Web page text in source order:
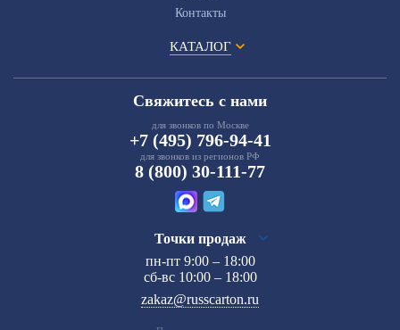
Контакты
КАТАЛОГ
Свяжитесь с нами
для звонков по Москве
+7 (495) 796-94-41
для звонков из регионов РФ
8 (800) 30-111-77
Точки продаж
пн-пт 9:00 – 18:00
сб-вс 10:00 – 18:00
zakaz@russcarton.ru